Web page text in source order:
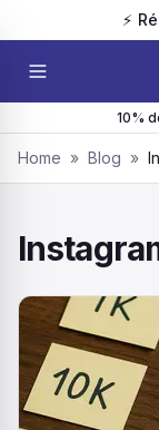
⚡
10%
Home » Blog »